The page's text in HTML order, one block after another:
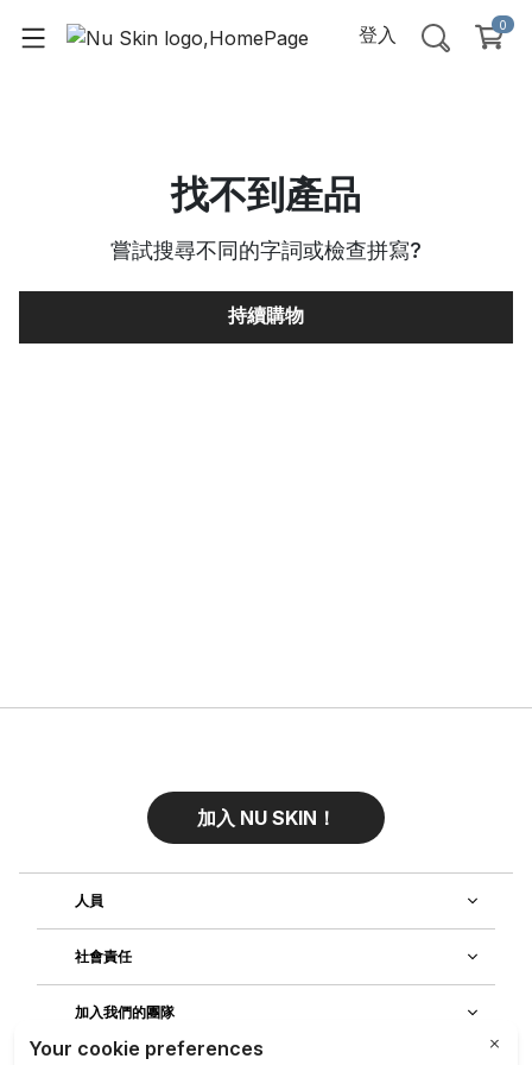
登入 0
找不到產品
嘗試搜尋不同的字詞或檢查拼寫?
持續購物
加入 NU SKIN！
人員
社會責任
加入我們的團隊